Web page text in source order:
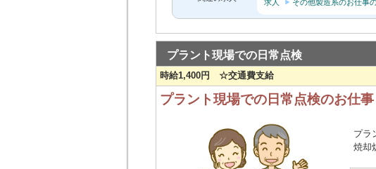
求人
その他製造系のお仕事
プラント現場での日常点検
時給1,400円 ☆交通費支給
プラント現場での日常点検のお仕
プラ
焼却